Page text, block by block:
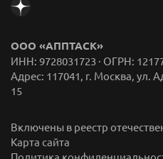
ООО «АППТАСК»
ИНН: 9728031723 · ОГРН:
Адрес: 117041, г. Москва, ул.
15
Карта сайта
Включены в реестр